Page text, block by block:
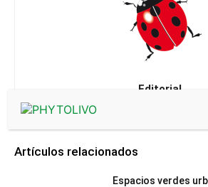
Editorial
Artículos relacionados
Espacios verdes